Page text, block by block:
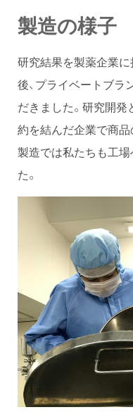
製造の様子
研究結果を製薬企業に
後、プライベートブ
だきました。研究開発
約を結んだ企業で商品
製造では私たちも工
た。